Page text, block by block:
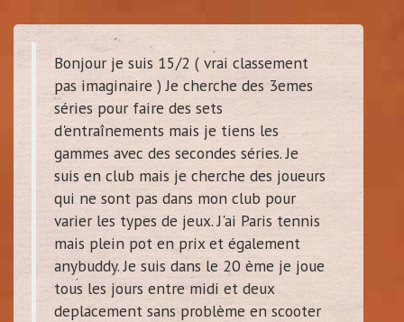
Bonjour je suis 15/2 ( vrai classement
pas imaginaire ) Je cherche des 3emes
séries pour faire des sets
d'entraînements mais je tiens les
gammes avec des secondes séries. Je
suis en club mais je cherche des joueurs
qui ne sont pas dans mon club pour
varier les types de jeux. J'ai Paris tennis
mais plein pot en prix et également
anybuddy. Je suis dans le 20 ème je joue
tous les jours entre midi et deux
deplacement sans problème en scooter